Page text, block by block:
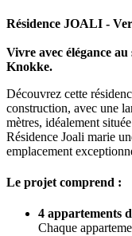
Résidence JOALI -
Vivre avec élégance au
Knokke.
Découvrez cette
construction, avec une
mètres, idéalement
Résidence Joali marie
emplacement
Le projet comprend :
4 appartements
Chaque